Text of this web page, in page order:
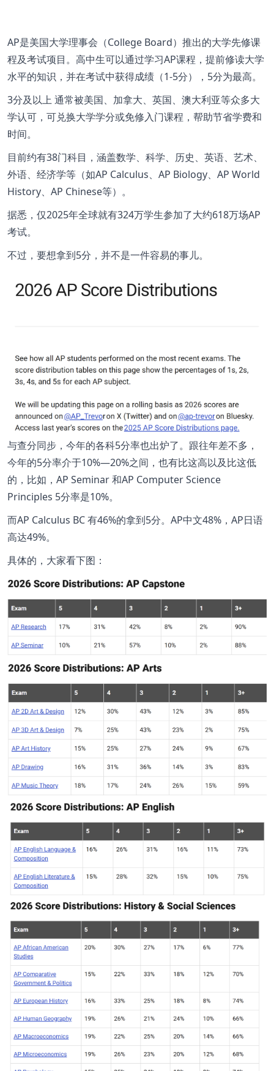
AP是美国大学理事会（College Board）推出的大学先修课
程及考试项目。高中生可以通过学习AP课程 ，提前修读大学
水平的知识，并在考试中获得成绩（1-5分），5分为最高。
3分及以上 通常被美国、加拿大、英国、澳大利亚等众多大
学认可，可兑换大学学分或免修入门课程，帮助节省学费和
时间。
目前约有38门科目，涵盖数学、科学、历史、英语、艺术、
外语、经济学等（如AP Calculus、AP Biology、AP World
History、AP Chinese等）。
据悉，仅2025年全球就有324万学生参加了大约618万场AP
考试。
不过，要想拿到5分，并不是一件容易的事儿。
与查分同步，今年的各科5分率也出炉了。跟往年差不多，
今年的5分率介于10%—20%之间，也有比这高以及比这低
的，比如， AP Seminar和AP Computer Science
Principles 5分率是10%。
而AP Calculus BC 有46%的拿到5分。AP中文48%，AP日语
高达49%。
具体的，大家看下图：